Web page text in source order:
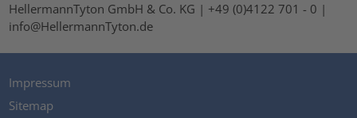
HellermannTyton GmbH & Co. KG | +49 (0)4122 701 - 0 |
info@HellermannTyton.de
Impressum
Sitemap